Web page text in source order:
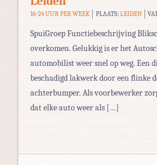
16-24 UUR PER WEEK PLAATS: LEIDEN
SpuiGroep Functiebeschrijving
overkomen. Gelukkig is er het
automobilist weer snel op weg. Een
beschadigd lakwerk door een flinke
achterbumper. Als voorbewerker
dat elke auto weer als […]